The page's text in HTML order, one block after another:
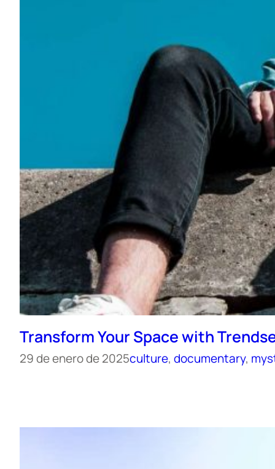
Transform Your Space with
29 de enero de 2025culture, documentary,